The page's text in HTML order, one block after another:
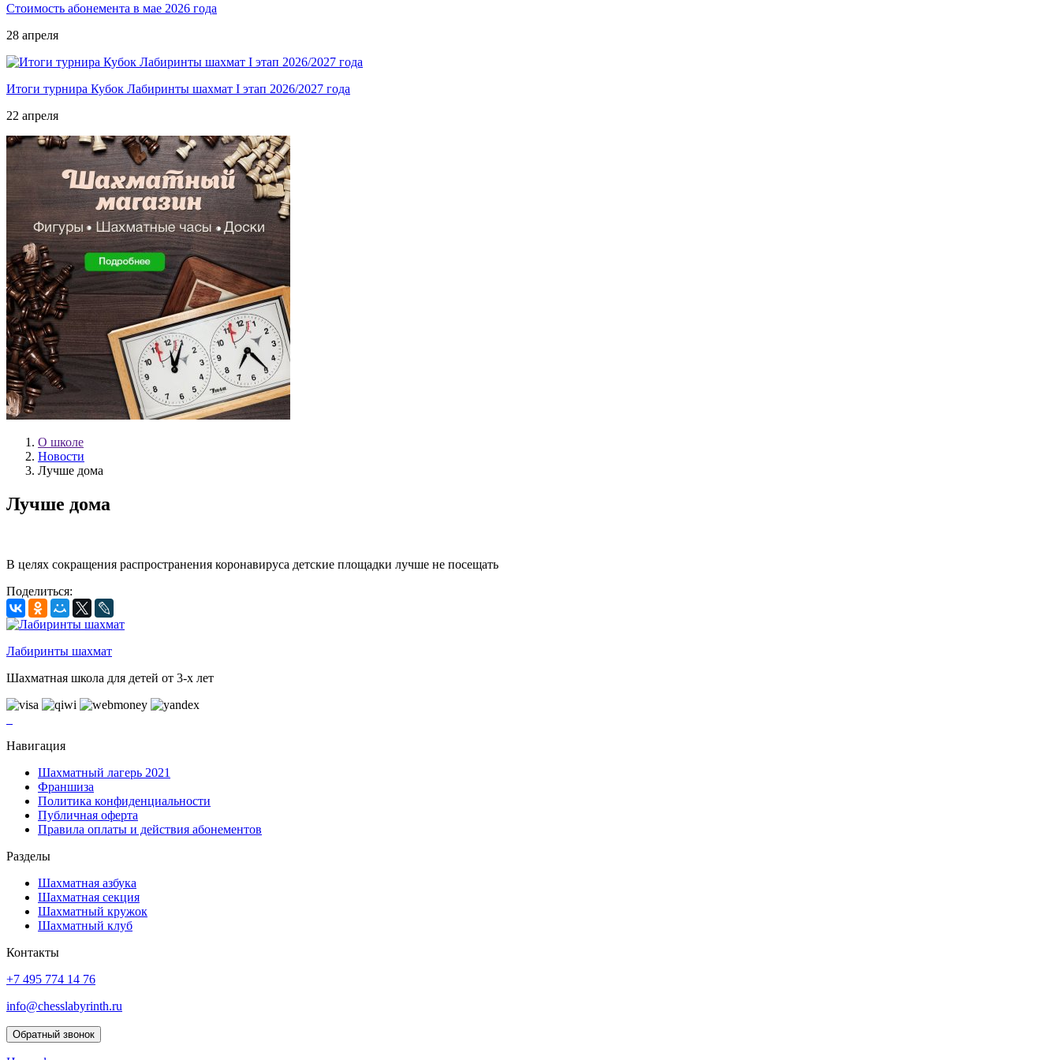
Стоимость абонемента в мае 2026 года
28 апреля
Итоги турнира Кубок Лабиринты шахмат I этап 2026/2027 года
22 апреля
О школе
Новости
Лучше дома
Лучше дома
В целях сокращения распространения коронавируса детские площадки лучше не посещать
Поделиться:
Лабиринты шахмат
Шахматная школа для детей от 3-х лет
Навигация
Шахматный лагерь 2021
Франшиза
Политика конфиденциальности
Публичная оферта
Правила оплаты и действия абонементов
Разделы
Шахматная азбука
Шахматная секция
Шахматный кружок
Шахматный клуб
Контакты
+7 495 774 14 76
info@chesslabyrinth.ru
Обратный звонок